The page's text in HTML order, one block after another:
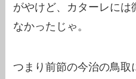
がやけど、カターレに
なかったじゃ。
つまり前節の今治の鳥取